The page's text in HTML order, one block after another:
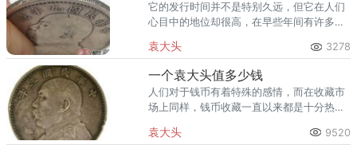
它的发行时间并不是特别久远，但它在人们
心目中的地位却很高，在早些年间有许多家
藏意识不高，所以并没有保存到现在。
袁大头 3278
一个袁大头值多少钱
人们对于钱币有着特殊的感情，而在收藏市
场上同样，钱币收藏一直以来都是十分热门
为一种不再生资源被很多收藏者们追求着。
袁大头 9520